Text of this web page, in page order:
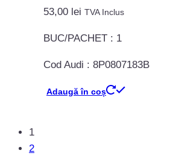
53,00 lei TVA Inclus
BUC/PACHET : 1
Cod Audi : 8P0807183B
Adaugă în coș
1
2